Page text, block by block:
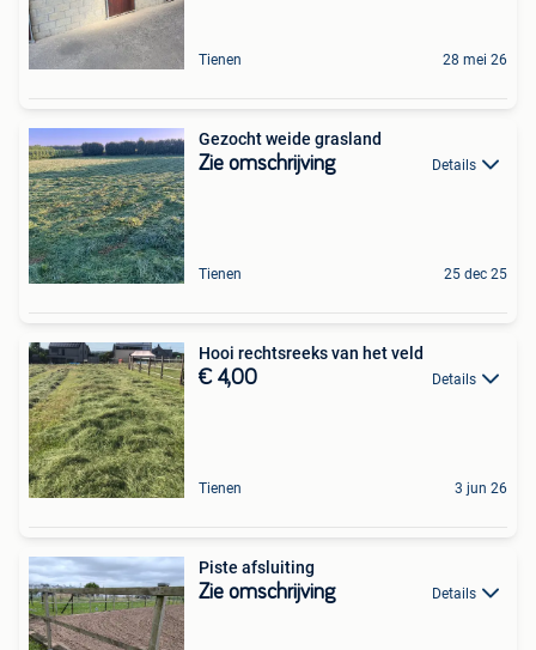
Tienen 28 mei 26
Gezocht weide grasland
Zie omschrijving Details
Tienen 25 dec 25
Hooi rechtsreeks van het veld
€ 4,00 Details
Tienen 3 jun 26
Piste afsluiting
Zie omschrijving Details